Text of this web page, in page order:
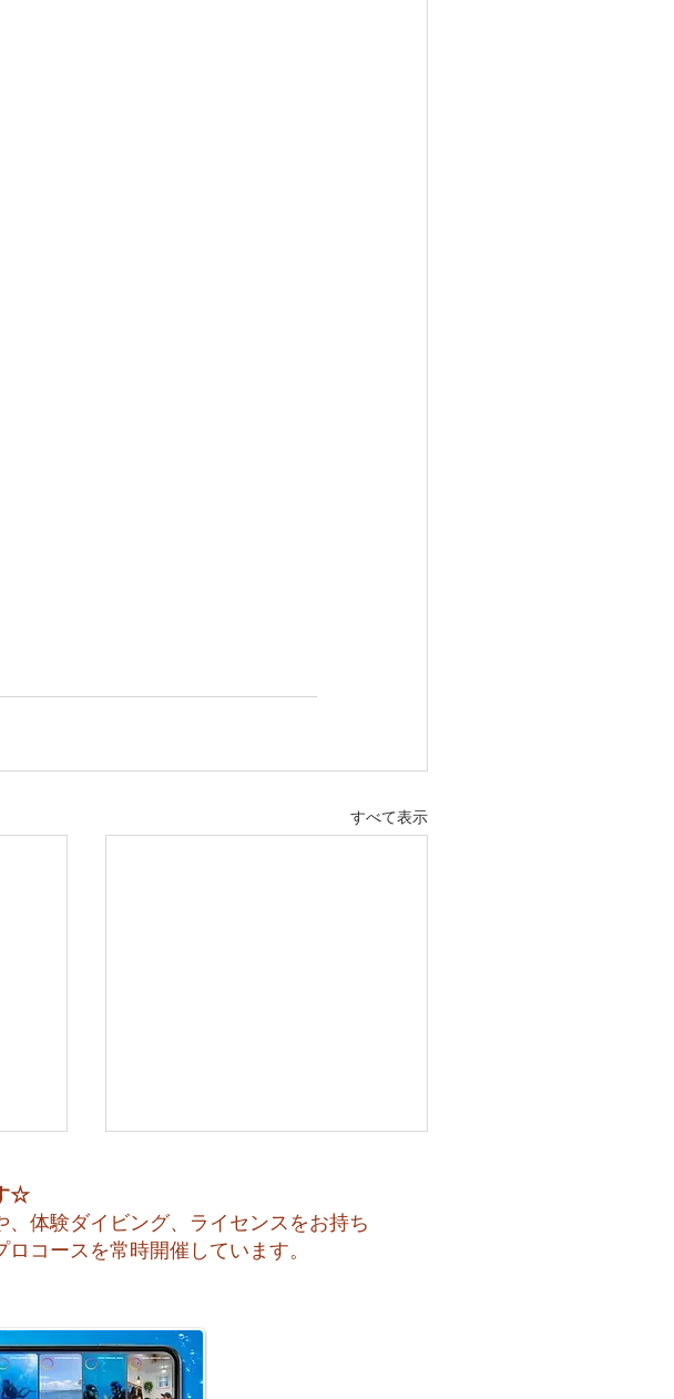
すべて表示
で
☀️ 月曜日スタート！今週のお
天気はどうなるかな？
☆
体験ダイビング、ライセンスをお持ち
コースを常時開催しています。